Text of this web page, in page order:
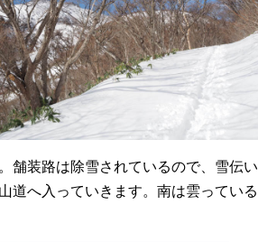
舗装路は除雪されているので、雪伝い
道へ入っていきます。南は雲っている